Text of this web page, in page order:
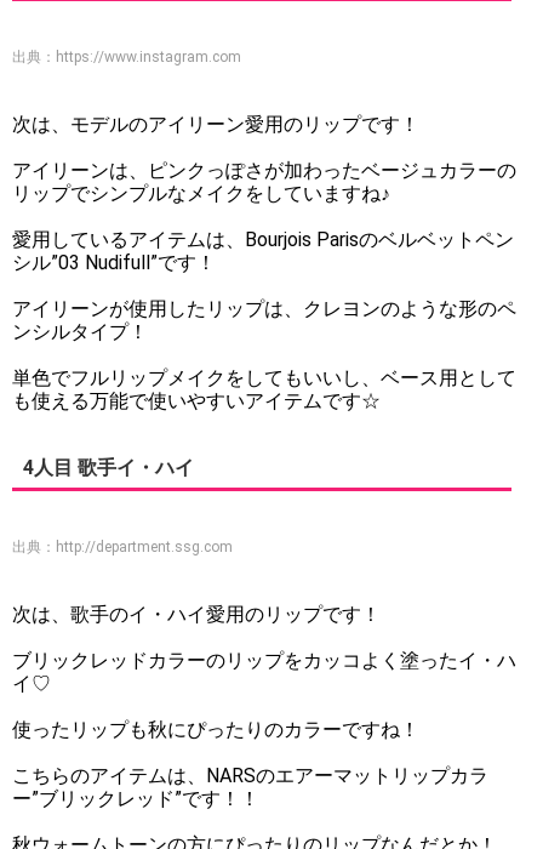
出典： https://www.instagram.com
次は、モデルのアイリーン愛用のリップです！
アイリーンは、ピンクっぽさが加わったベージュカラーの
リップでシンプルなメイクをしていますね♪
愛用しているアイテムは、Bourjois Parisのベルベットペン
シル”03 Nudifull”です！
アイリーンが使用したリップは、クレヨンのような形のペ
ンシルタイプ！
単色でフルリップメイクをしてもいいし、ベース用として
も使える万能で使いやすいアイテムです☆
4人目 歌手イ・ハイ
出典： http://department.ssg.com
次は、歌手のイ・ハイ愛用のリップです！
ブリックレッドカラーのリップをカッコよく塗ったイ・ハ
イ♡
使ったリップも秋にぴったりのカラーですね！
こちらのアイテムは、NARSのエアーマットリップカラ
ー”ブリックレッド”です！！